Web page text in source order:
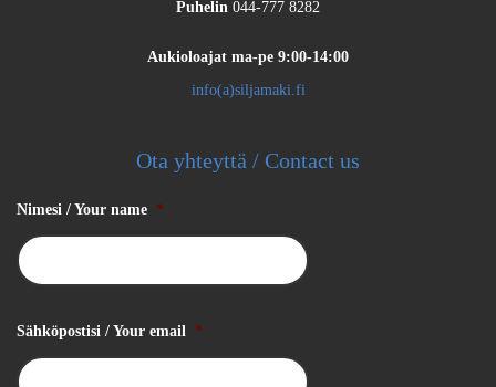
Puhelin 044-777 8282
Aukioloajat ma-pe 9:00-14:00
info(a)siljamaki.fi
Ota yhteyttä / Contact us
Nimesi / Your name *
Sähköpostisi / Your email *